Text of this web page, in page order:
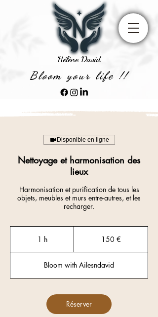
Hélène David
Bloom your life !!
Disponible en ligne
Nettoyage et harmonisation des
lieux
Harmonisation et purification de tous les
objets, meubles et murs entre-autres, et les
recharger.
1 h1 150 €
Bloom with Ailesndavid
Réserver